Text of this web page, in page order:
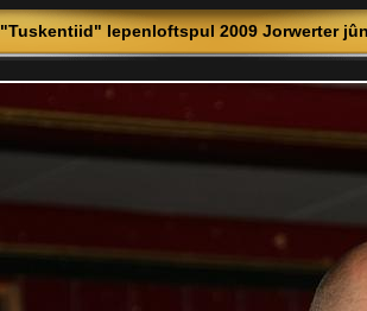
"Tuskentiid" Iepenloftspul 2009 Jorwerter